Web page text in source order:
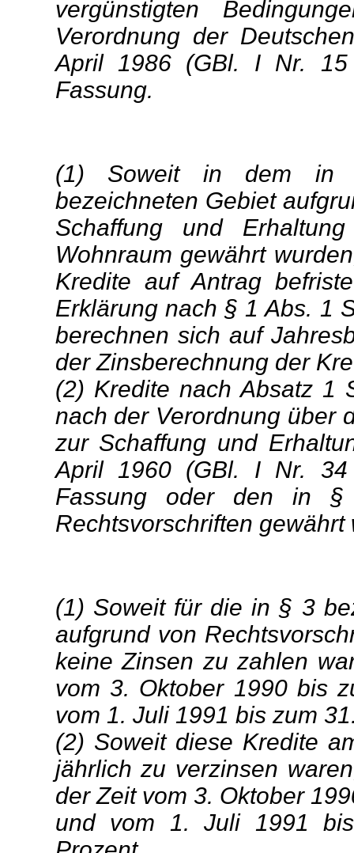
vergünstigten
Verordnung der
April 1986 (GBl. I Nr.
Fassung.
(1) Soweit in dem in
bezeichneten Gebiet
Schaffung und
Wohnraum gewährt
Kredite auf Antrag
Erklärung nach § 1 Abs. 1
berechnen sich auf
der Zinsberechnung der
(2) Kredite nach Absatz 1
nach der Verordnung über
zur Schaffung und
April 1960 (GBl. I Nr.
Fassung oder den in §
Rechtsvorschriften gewährt
(1) Soweit für die in § 3
aufgrund von
keine Zinsen zu zahlen
vom 3. Oktober 1990 bis
vom 1. Juli 1991 bis zum
(2) Soweit diese Kredite
jährlich zu verzinsen
der Zeit vom 3. Oktober
und vom 1. Juli 1991